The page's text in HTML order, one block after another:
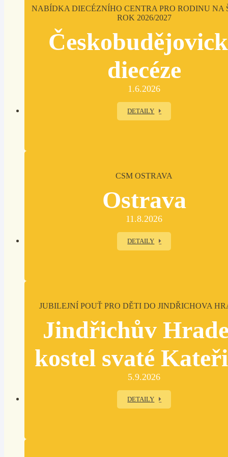
NABÍDKA DIECÉZNÍHO CENTRA PRO RODINU NA
ROK 2026/2027
diecéze
1.6.2026
DETAILY
CSM OSTRAVA
Ostrava
11.8.2026
DETAILY
JUBILEJNÍ POUŤ PRO DĚTI DO JINDŘICHOVA
Jindřichův
kostel svaté
5.9.2026
DETAILY